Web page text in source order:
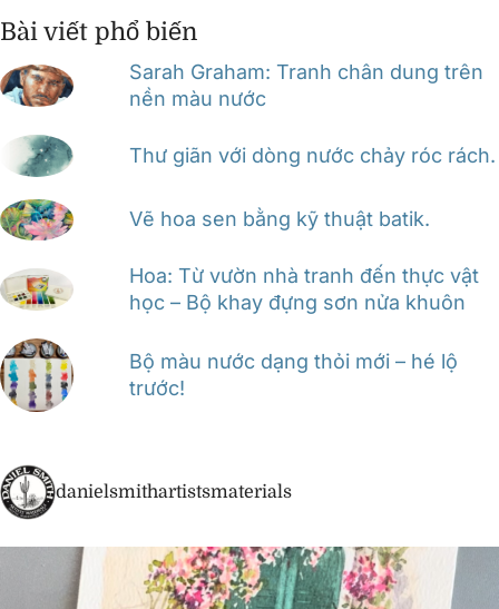
Bài viết phổ biến
Sarah Graham: Tranh chân dung trên
nền màu nước
Thư giãn với dòng nước chảy róc rách.
Vẽ hoa sen bằng kỹ thuật batik.
Hoa: Từ vườn nhà tranh đến thực vật
học – Bộ khay đựng sơn nửa khuôn
Bộ màu nước dạng thỏi mới – hé lộ
trước!
danielsmithartistsmaterials